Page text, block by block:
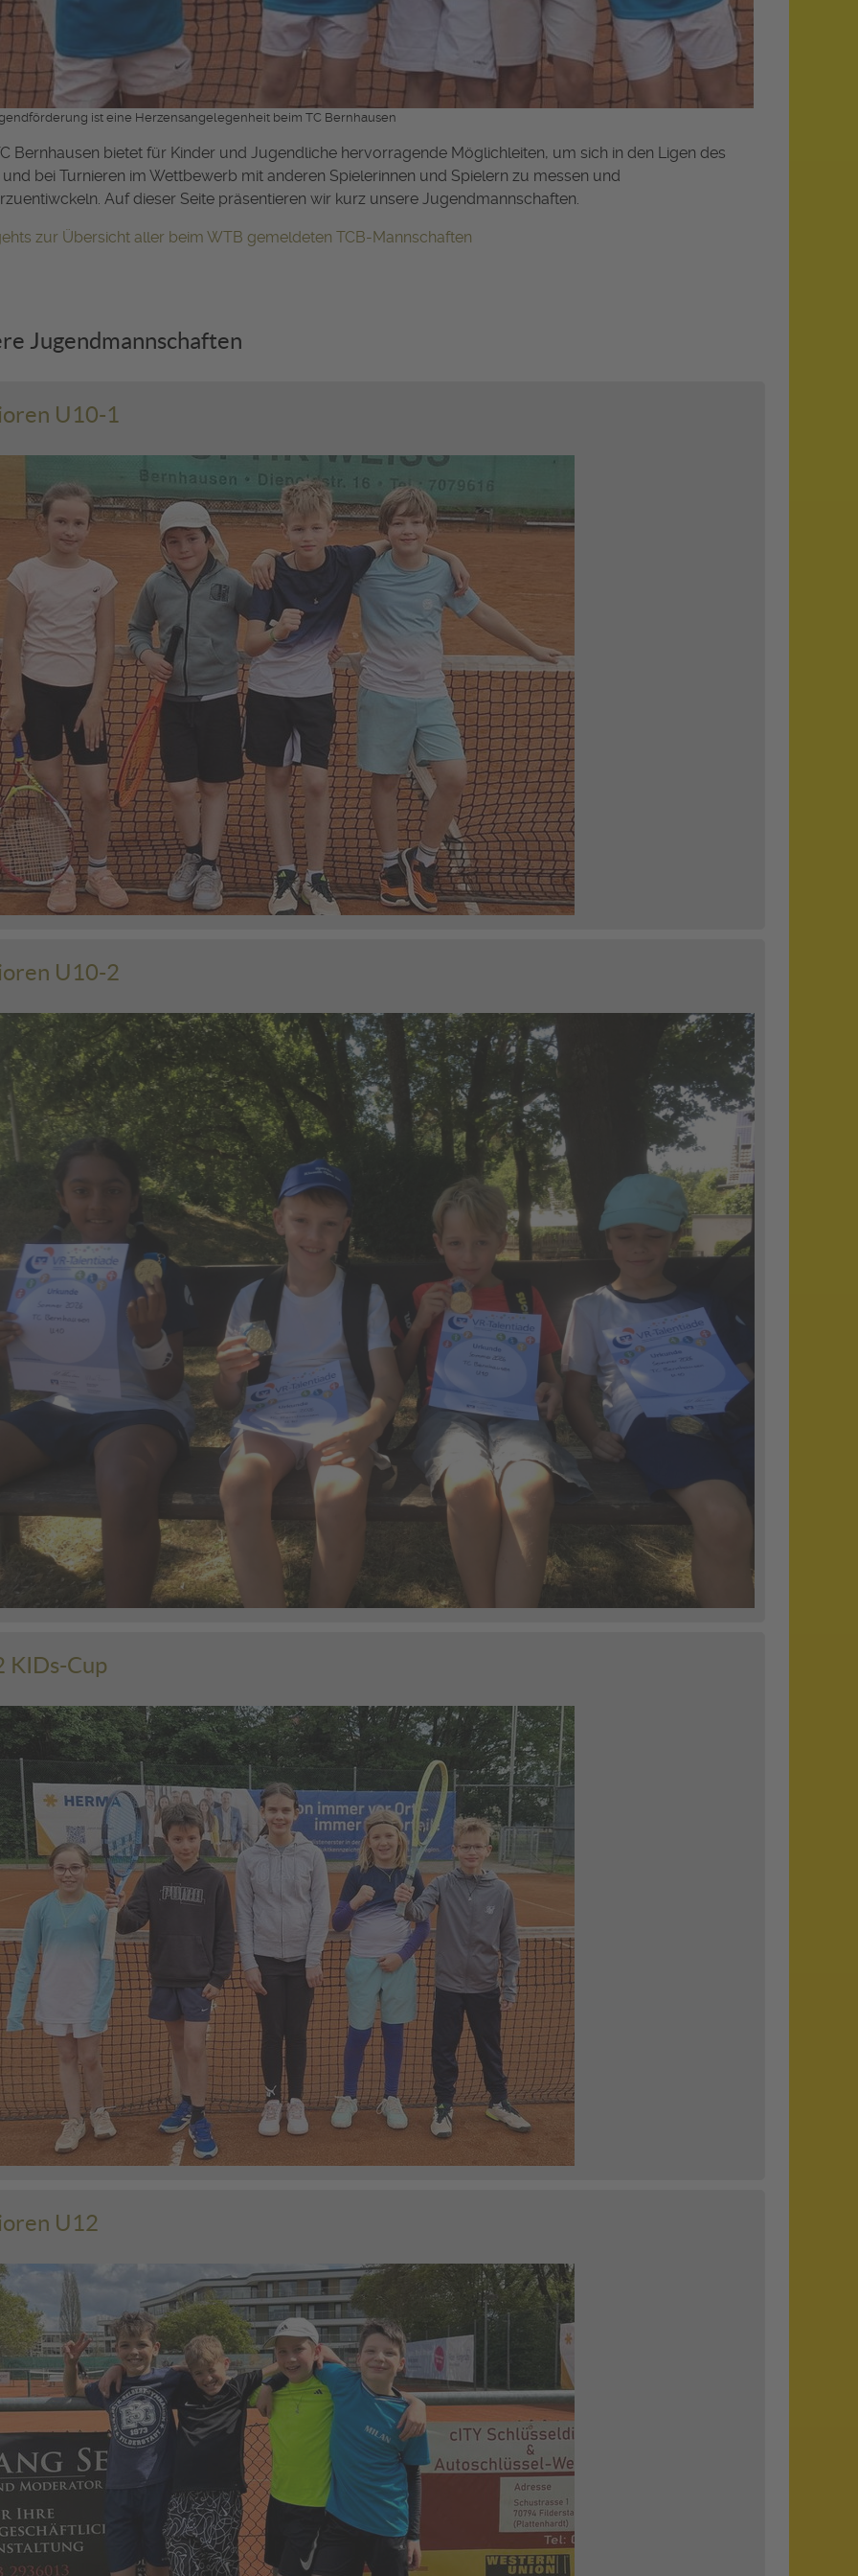
ist eine Herzensangelegenheit beim TC Bernhausen
Bernhausen bietet für Kinder und Jugendliche hervorragende Möglichleiten, um sich in den Ligen des
bei Turnieren im Wettbewerb mit anderen Spielerinnen und Spielern zu messen und
Auf dieser Seite präsentieren wir kurz unsere Jugendmannschaften.
zur Übersicht aller beim WTB gemeldeten TCB-Mannschaften
Jugendmannschaften
U10-1
U10-2
KIDs-Cup
U12